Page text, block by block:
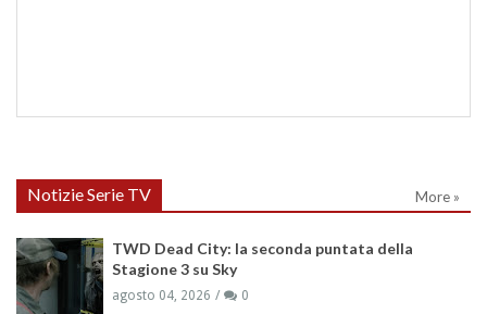
Notizie Serie TV More »
TWD Dead City: la seconda puntata della
Stagione 3 su Sky
agosto 04, 2026 0